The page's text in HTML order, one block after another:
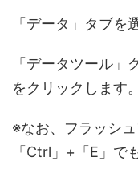
「データ」タブ
「データツール」
をクリックしま
※なお、フラッシ
「Ctrl」+「E」で